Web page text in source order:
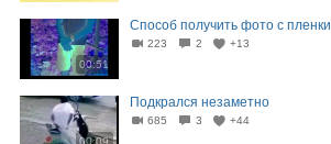
00:51
Способ получить фото с пленки
223 2 +13
00:09
Подкрался незаметно
685 3 +44